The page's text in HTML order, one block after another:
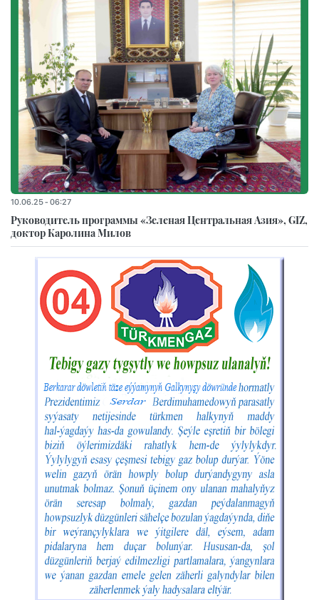
10.06.25 - 06:27
Руководитель программы «Зеленая Центральная Азия», GIZ,
доктор Каролина Милов